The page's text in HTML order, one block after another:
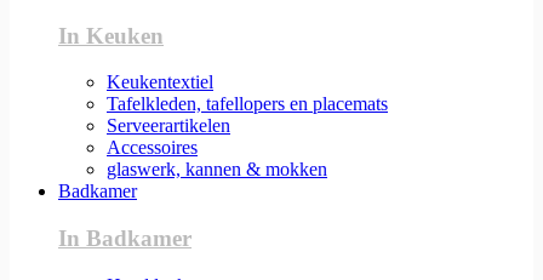
In Keuken
Keukentextiel
Tafelkleden, tafellopers en placemats
Serveerartikelen
Accessoires
glaswerk, kannen & mokken
Badkamer
In Badkamer